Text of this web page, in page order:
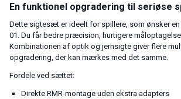
En funktionel opgradering til seriøse
Dette sigtesæt er ideelt for spillere, som ønsker en
01. Du får bedre præcision, hurtigere
Kombinationen af optik og jernsigte giver flere
opgradering, der kan mærkes med det samme.
Fordele ved sættet:
Direkte RMR-montage uden ekstra adapters